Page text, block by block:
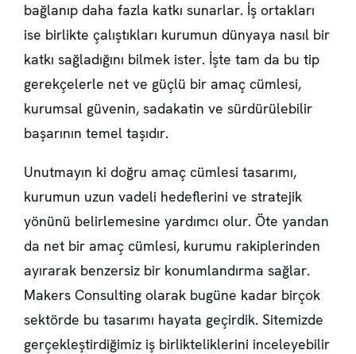
bağlanıp daha fazla katkı sunarlar. İş ortakları
ise birlikte çalıştıkları kurumun dünyaya nasıl bir
katkı sağladığını bilmek ister. İşte tam da bu tip
gerekçelerle net ve güçlü bir amaç cümlesi,
kurumsal güvenin, sadakatin ve sürdürülebilir
başarının temel taşıdır.
Unutmayın ki doğru amaç cümlesi tasarımı,
kurumun uzun vadeli hedeflerini ve stratejik
yönünü belirlemesine yardımcı olur. Öte yandan
da net bir amaç cümlesi, kurumu rakiplerinden
ayırarak benzersiz bir konumlandırma sağlar.
Makers Consulting olarak bugüne kadar birçok
sektörde bu tasarımı hayata geçirdik. Sitemizde
gerçekleştirdiğimiz iş birlikteliklerini inceleyebilir